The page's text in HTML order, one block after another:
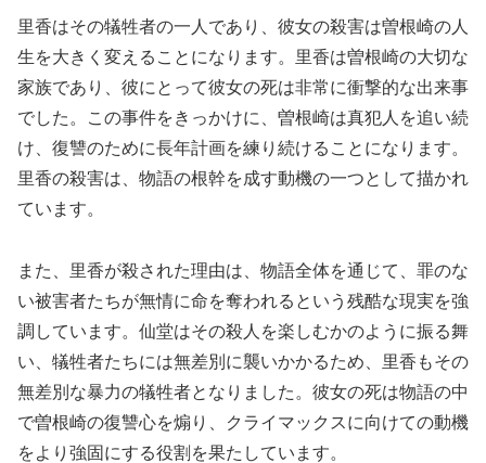
里香はその犠牲者の一人であり、彼女の殺害は曽根崎の人
生を大きく変えることになります。里香は曽根崎の大切な
家族であり、彼にとって彼女の死は非常に衝撃的な出来事
でした。この事件をきっかけに、曽根崎は真犯人を追い続
け、復讐のために長年計画を練り続けることになります。
里香の殺害は、物語の根幹を成す動機の一つとして描かれ
ています。
また、里香が殺された理由は、物語全体を通じて、罪のな
い被害者たちが無情に命を奪われるという残酷な現実を強
調しています。仙堂はその殺人を楽しむかのように振る舞
い、犠牲者たちには無差別に襲いかかるため、里香もその
無差別な暴力の犠牲者となりました。彼女の死は物語の中
で曽根崎の復讐心を煽り、クライマックスに向けての動機
をより強固にする役割を果たしています。